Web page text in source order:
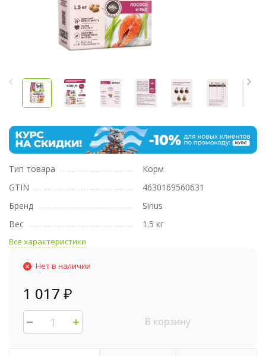
Тип товара
Корм
GTIN
4630169560631
Бренд
Sirius
Вес
1.5 кг
Все характеристики
Нет в наличии
1 017 ₽
В корзину